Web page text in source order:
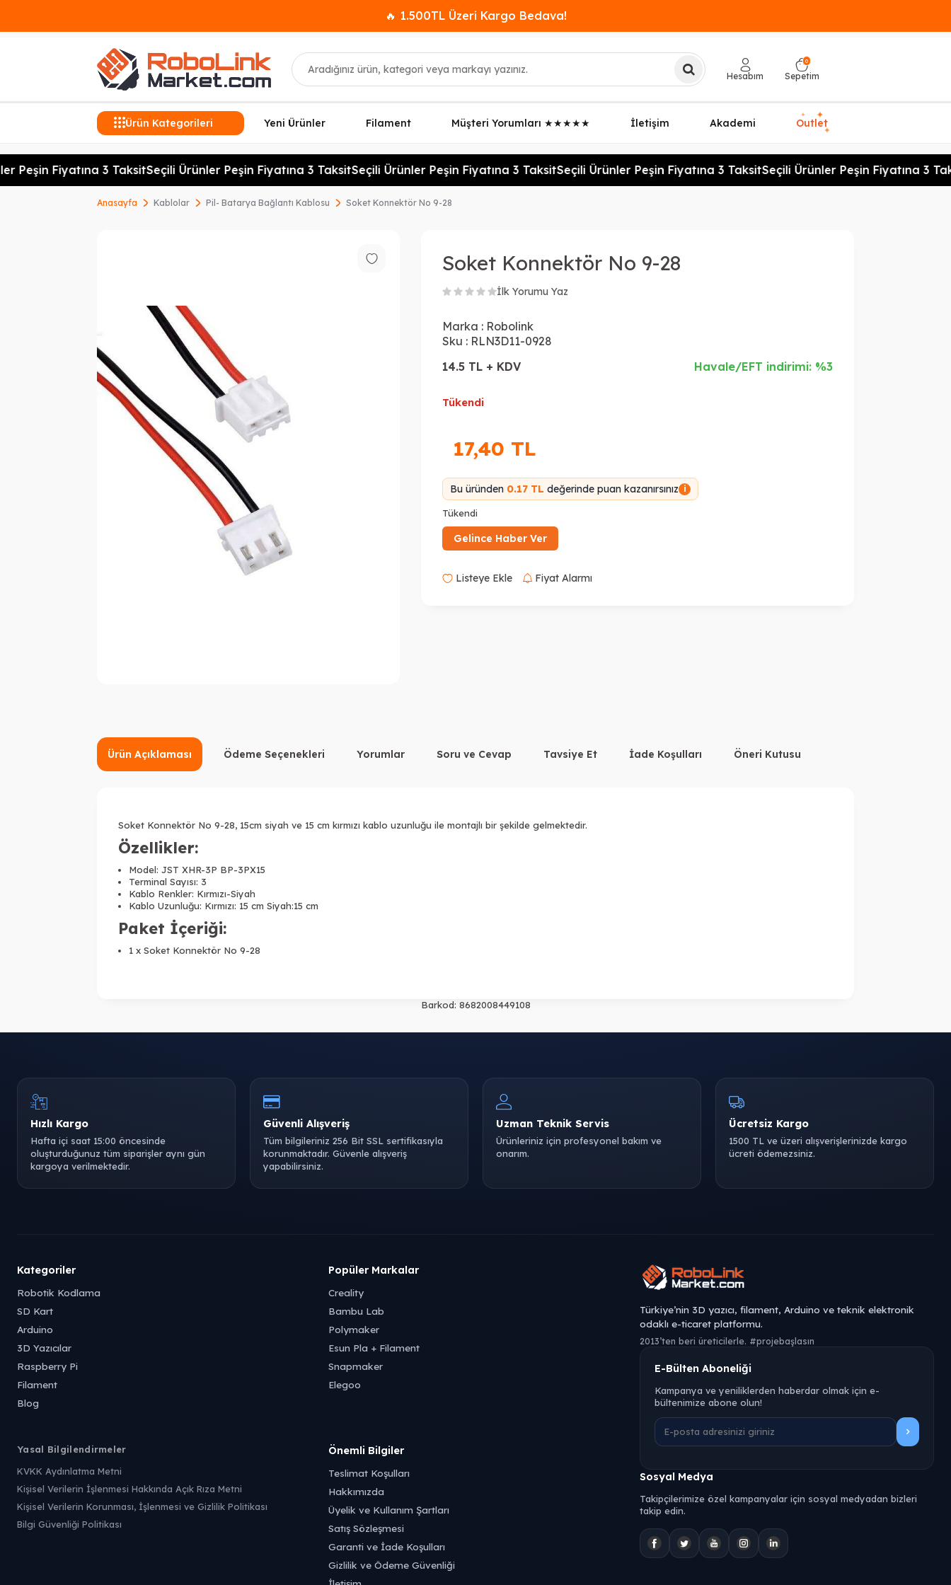
🔥 1.500TL Üzeri Kargo Bedava!
Ara
Hesabım
0
Sepetim
Ürün Kategorileri Yeni Ürünler Filament Müşteri Yorumları ★★★★★ İletişim Akademi Outlet
✦ ✦
✦
Peşin Fiyatına 3 TaksitSeçili Ürünler Peşin Fiyatına 3 TaksitSeçili Ürünler Peşin Fiyatına 3 TaksitSeçili Ürünler Peşin Fiyatına 3 TaksitSeçili Ürünler Peşin Fiyatına 3
Anasayfa Kablolar Pil- Batarya Bağlantı Kablosu Soket Konnektör No 9-28
Soket Konnektör No 9-28
İlk Yorumu Yaz
Marka : Robolink
Sku : RLN3D11-0928
14.5 TL + KDV
Havale/EFT indirimi: %3
Tükendi
17,40 TL
Bu üründen 0.17 TL değerinde puan kazanırsınız i
Tükendi
Gelince Haber Ver
Listeye Ekle Fiyat Alarmı
Ürün Açıklaması Ödeme Seçenekleri Yorumlar Soru ve Cevap Tavsiye Et İade Koşulları Öneri Kutusu
Soket Konnektör No 9-28, 15cm siyah ve 15 cm kırmızı kablo uzunluğu ile montajlı bir şekilde gelmektedir.
Özellikler:
Model: JST XHR-3P BP-3PX15
Terminal Sayısı: 3
Kablo Renkler: Kırmızı-Siyah
Kablo Uzunluğu: Kırmızı: 15 cm Siyah:15 cm
Paket İçeriği:
1 x Soket Konnektör No 9-28
Barkod: 8682008449108
Hızlı Kargo
Hafta içi saat 15:00 öncesinde
oluşturduğunuz tüm siparişler aynı gün
kargoya verilmektedir.
Güvenli Alışveriş
Tüm bilgileriniz 256 Bit SSL sertifikasıyla
korunmaktadır. Güvenle alışveriş
yapabilirsiniz.
Uzman Teknik Servis
Ürünleriniz için profesyonel bakım ve
onarım.
Ücretsiz Kargo
1500 TL ve üzeri alışverişlerinizde kargo
ücreti ödemezsiniz.
Kategoriler
Robotik Kodlama
SD Kart
Arduino
3D Yazıcılar
Raspberry Pi
Filament
Blog
Popüler Markalar
Creality
Bambu Lab
Polymaker
Esun Pla + Filament
Snapmaker
Elegoo
Yasal Bilgilendirmeler
KVKK Aydınlatma Metni
Kişisel Verilerin İşlenmesi Hakkında Açık Rıza Metni
Kişisel Verilerin Korunması, İşlenmesi ve Gizlilik Politikası
Bilgi Güvenliği Politikası
Önemli Bilgiler
Teslimat Koşulları
Hakkımızda
Üyelik ve Kullanım Şartları
Satış Sözleşmesi
Garanti ve İade Koşulları
Gizlilik ve Ödeme Güvenliği
Türkiye’nin 3D yazıcı, filament, Arduino ve teknik elektronik
odaklı e-ticaret platformu.
2013’ten beri üreticilerle. #projebaşlasın
E-Bülten Aboneliği
Kampanya ve yeniliklerden haberdar olmak için e-
bültenimize abone olun!
Sosyal Medya
Takipçilerimize özel kampanyalar için sosyal medyadan bizleri
takip edin.